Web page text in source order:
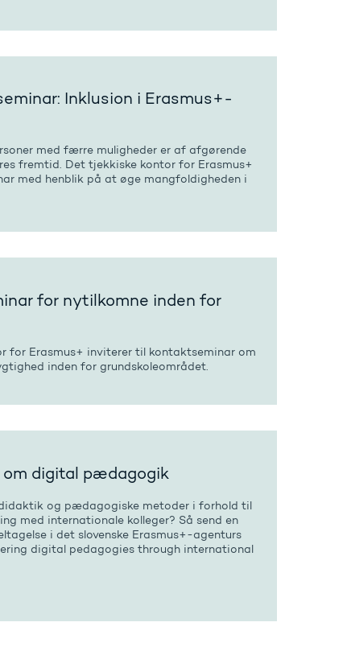
Inklusion i Erasmus+-
med færre muligheder er af afgørende
fremtid. Det tjekkiske kontor for Erasmus+
med henblik på at øge mangfoldigheden i
for nytilkomne inden for
for Erasmus+ inviterer til kontaktseminar om
inden for grundskoleområdet.
om digital pædagogik
og pædagogiske metoder i forhold til
med internationale kolleger? Så send en
i det slovenske Erasmus+-agenturs
digital pedagogies through international